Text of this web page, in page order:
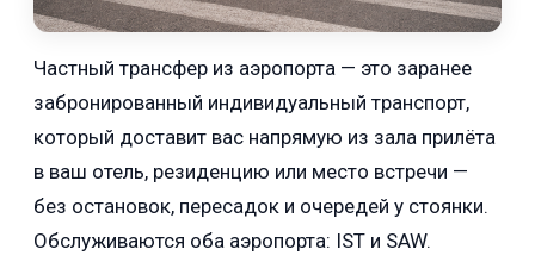
Частный трансфер из аэропорта — это заранее
забронированный индивидуальный транспорт,
который доставит вас напрямую из зала прилёта
в ваш отель, резиденцию или место встречи —
без остановок, пересадок и очередей у стоянки.
Обслуживаются оба аэропорта: IST и SAW.